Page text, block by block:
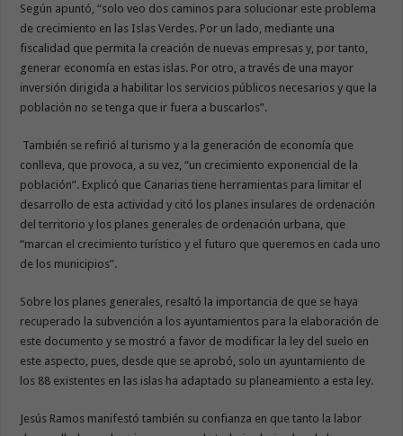
Según apuntó, “solo veo dos caminos para solucionar este problema
de crecimiento en las Islas Verdes. Por un lado, mediante una
fiscalidad que permita la creación de nuevas empresas y, por tanto,
generar economía en estas islas. Por otro, a través de una mayor
inversión dirigida a habilitar los servicios públicos necesarios y que la
población no se tenga que ir fuera a buscarlos”.
También se refirió al turismo y a la generación de economía que
conlleva, que provoca, a su vez, “un crecimiento exponencial de la
población”. Explicó que Canarias tiene herramientas para limitar el
desarrollo de esta actividad y citó los planes insulares de ordenación
del territorio y los planes generales de ordenación urbana, que
“marcan el crecimiento turístico y el futuro que queremos en cada uno
de los municipios”.
Sobre los planes generales, resaltó la importancia de que se haya
recuperado la subvención a los ayuntamientos para la elaboración de
este documento y se mostró a favor de modificar la ley del suelo en
este aspecto, pues, desde que se aprobó, solo un ayuntamiento de
los 88 existentes en las islas ha adaptado su planeamiento a esta ley.
Jesús Ramos manifestó también su confianza en que tanto la labor